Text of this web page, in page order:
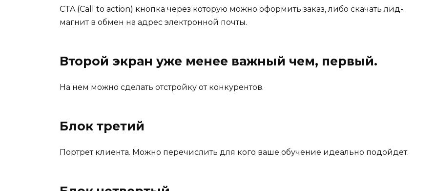
CTA (Call to action) кнопка через которую можно оформить заказ, либо скачать лид-
магнит в обмен на адрес электронной почты.
Второй экран уже менее важный чем, первый.
На нем можно сделать отстройку от конкурентов.
Блок третий
Портрет клиента. Можно перечислить для кого ваше обучение идеально подойдет.